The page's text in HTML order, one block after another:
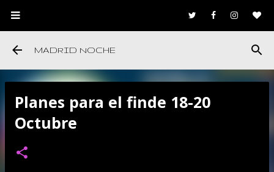
Ir al contenido principal
MADRID NOCHE
Planes para el finde 18-20
Octubre